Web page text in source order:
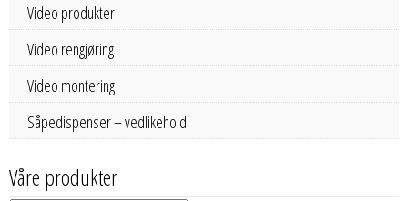
Video produkter
Video rengjøring
Video montering
Såpedispenser – vedlikehold
Våre produkter